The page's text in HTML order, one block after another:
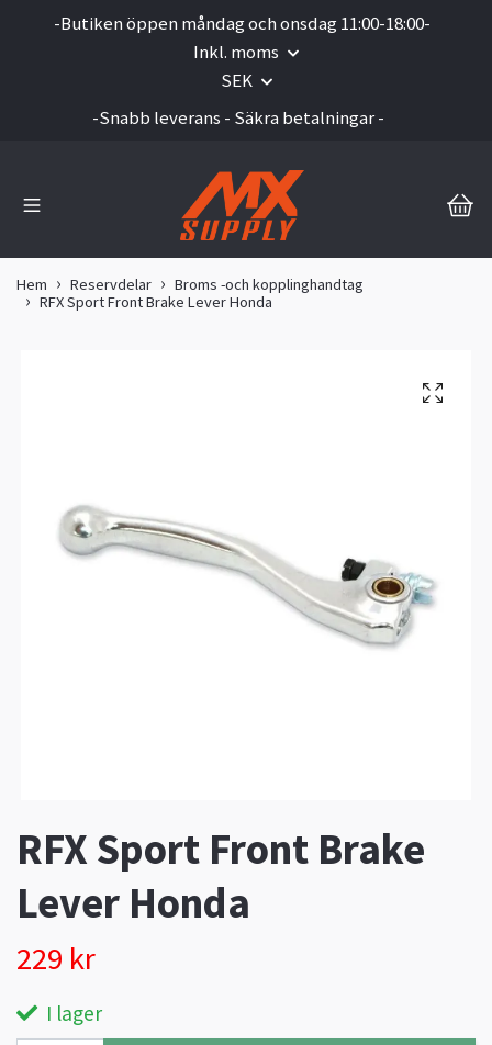
-Butiken öppen måndag och onsdag 11:00-18:00-
Inkl. moms
SEK
-Snabb leverans - Säkra betalningar -
Hem Reservdelar
Broms -och kopplinghandtag
RFX Sport Front Brake Lever Honda
RFX Sport Front Brake
Lever Honda
229 kr
I lager